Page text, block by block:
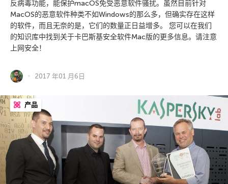
反病毒功能，能保护macOS免受恶意软件骚扰。虽然目前针对
MacOS的恶意软件种类不如Windows的那么多，但确实存在这样
的软件，而且无奈的是，它们的数量正日益增多。 您可以在我们
的知识库中找到关于卡巴斯基安全软件Mac版的更多信息。请注意
上网安全！
2017 年01 月6日
产品